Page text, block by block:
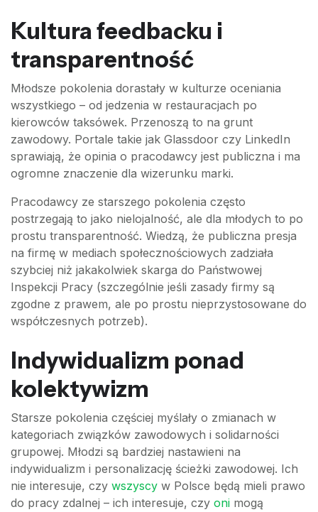
Kultura feedbacku i
transparentność
Młodsze pokolenia dorastały w kulturze oceniania
wszystkiego – od jedzenia w restauracjach po
kierowców taksówek. Przenoszą to na grunt
zawodowy. Portale takie jak Glassdoor czy LinkedIn
sprawiają, że opinia o pracodawcy jest publiczna i ma
ogromne znaczenie dla wizerunku marki.
Pracodawcy ze starszego pokolenia często
postrzegają to jako nielojalność, ale dla młodych to po
prostu transparentność. Wiedzą, że publiczna presja
na firmę w mediach społecznościowych zadziała
szybciej niż jakakolwiek skarga do Państwowej
Inspekcji Pracy (szczególnie jeśli zasady firmy są
zgodne z prawem, ale po prostu nieprzystosowane do
współczesnych potrzeb).
Indywidualizm ponad
kolektywizm
Starsze pokolenia częściej myślały o zmianach w
kategoriach związków zawodowych i solidarności
grupowej. Młodzi są bardziej nastawieni na
indywidualizm i personalizację ścieżki zawodowej. Ich
nie interesuje, czy wszyscy w Polsce będą mieli prawo
do pracy zdalnej – ich interesuje, czy oni mogą